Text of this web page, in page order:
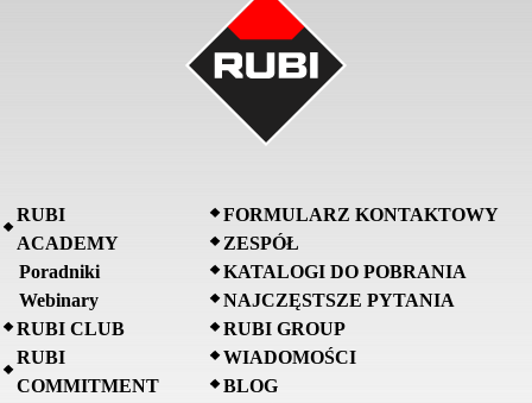
RUBI
ACADEMY
Poradniki
Webinary
RUBI CLUB
RUBI
COMMITMENT
FORMULARZ KONTAKTOWY
ZESPÓŁ
KATALOGI DO POBRANIA
NAJCZĘSTSZE PYTANIA
RUBI GROUP
WIADOMOŚCI
BLOG